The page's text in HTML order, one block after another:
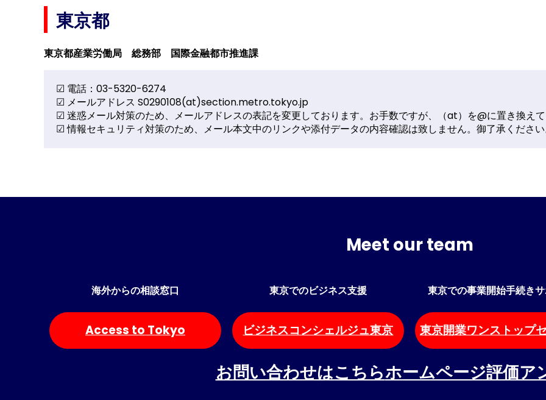
東京都
東京都産業労働局 総務部 国際金融都市推進課
☑ 電話：03-5320-6274
☑ メールアドレス S0290108(at)section.metro.tokyo.jp
☑ 迷惑メール対策のため、メールアドレスの表記を変更しております。お手数ですが、（at）を@に置き換えて
☑ 情報セキュリティ対策のため、メール本文中のリンクや添付データの内容確認は致しません。御了承ください
Meet our team
海外からの相談窓口
Access to Tokyo
東京でのビジネス支援
ビジネスコンシェルジュ東京
東京での事業開始手続き
東京開業ワンストップ
お問い合わせはこちらホームページ評価ア